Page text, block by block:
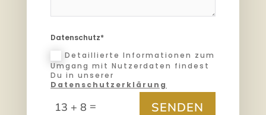
Datenschutz*
Detaillierte Informationen zum
Umgang mit Nutzerdaten findest
Du in unserer
Datenschutzerklärung
13 + 8 = SENDEN